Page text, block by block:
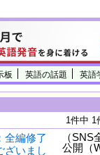
板 英語の話題 英語
1件中 1
全編修了
いまし
（SNS
公開（